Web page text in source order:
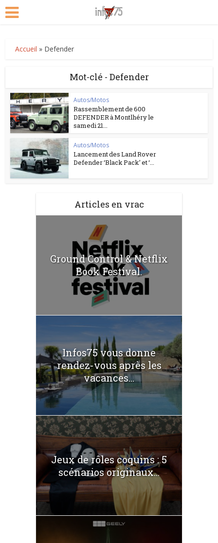
Accueil » Defender
Mot-clé - Defender
Autos/Motos
Rassemblement de 600
DEFENDER à Montlhéry le
samedi 21...
Autos/Motos
Lancement des Land Rover
Defender ‘Black Pack’ et ‘...
Articles en vrac
Ground Control & Netflix
Book Festival.
Infos75 vous donne
rendez-vous après les
vacances...
Jeux de rôles coquins : 5
scénarios originaux...